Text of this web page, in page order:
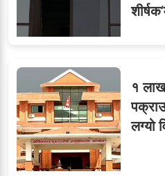
७
८जुनियरलाई दोहोरो
मन्त्रालयभित्र असन्तुष्टि
१
लग्यो